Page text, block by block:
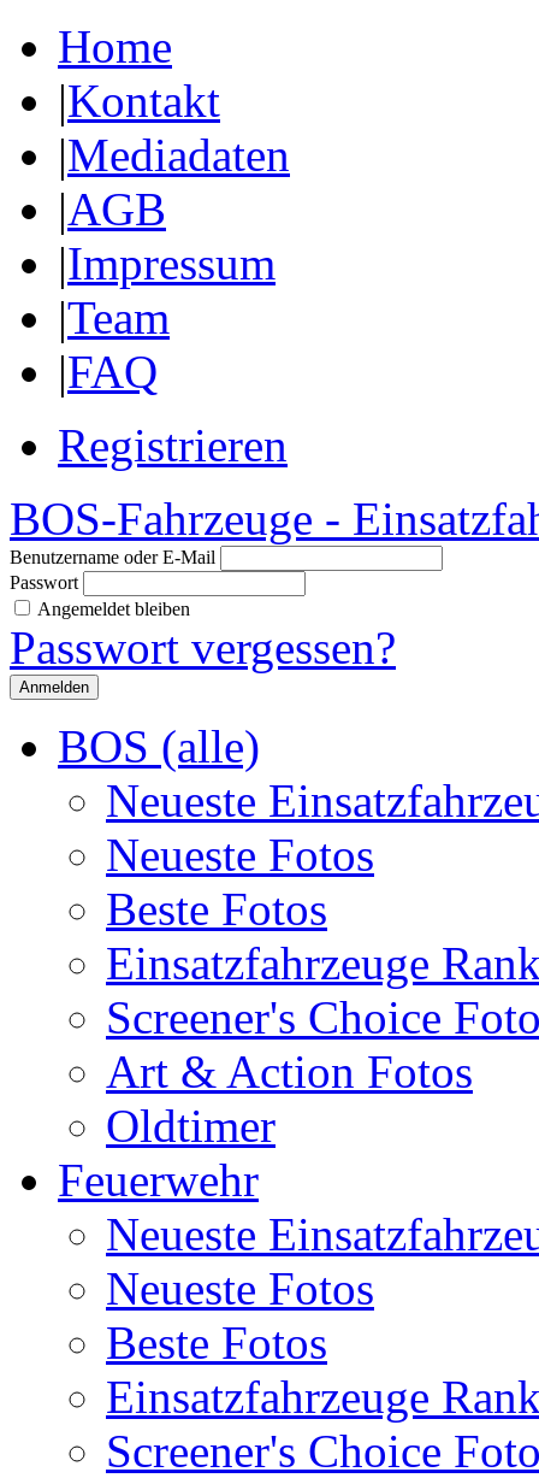
Home
|Kontakt
|Mediadaten
|AGB
|Impressum
|Team
|FAQ
Registrieren
BOS-Fahrzeuge -
Benutzername oder E-Mail
Passwort
Angemeldet bleiben
Passwort vergessen?
BOS (alle)
Neueste
Neueste Fotos
Beste Fotos
Einsatzfahrzeuge
Screener's Choice
Art & Action Fotos
Oldtimer
Feuerwehr
Neueste
Neueste Fotos
Beste Fotos
Einsatzfahrzeuge
Screener's Choice